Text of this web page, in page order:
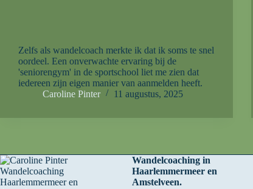
Zelfs als wandelcoach merkte ik dat ik soms te snel
oordeel. Een onverwachte ervaring bij de
'seniorengym' in de sportschool liet me zien dat
iedereen zijn eigen manier van aanmelden heeft.
Caroline Pinter
11 augustus, 2025
Wandelcoaching in
Haarlemmermeer en
Amstelveen.